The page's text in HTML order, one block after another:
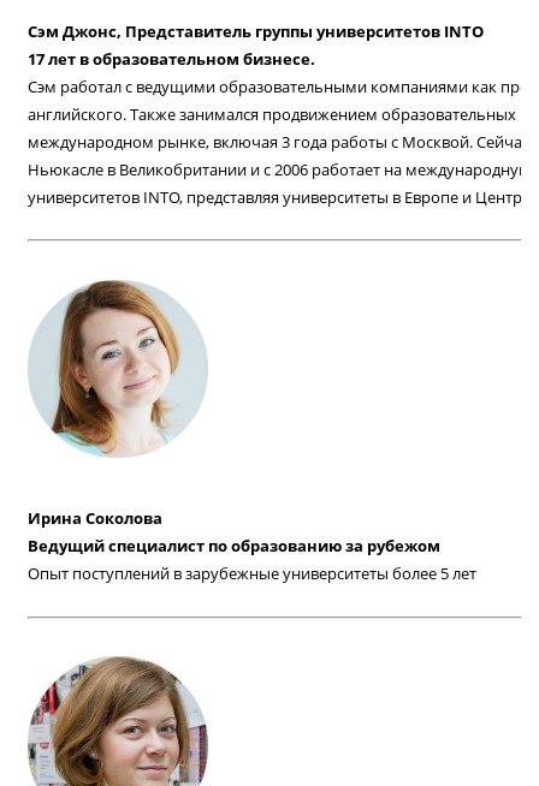
Сэм Джонс, Представитель группы университетов INTO
17 лет в образовательном бизнесе.
Сэм работал с ведущими образовательными компаниями как
английского. Также занимался продвижением образовательных
международном рынке, включая 3 года работы с Москвой. Сейчас
Ньюкасле в Великобритании и c 2006 работает на международную
университетов INTO, представляя университеты в Европе и
Ирина Соколова
Ведущий специалист по образованию за рубежом
Опыт поступлений в зарубежные университеты более 5 лет